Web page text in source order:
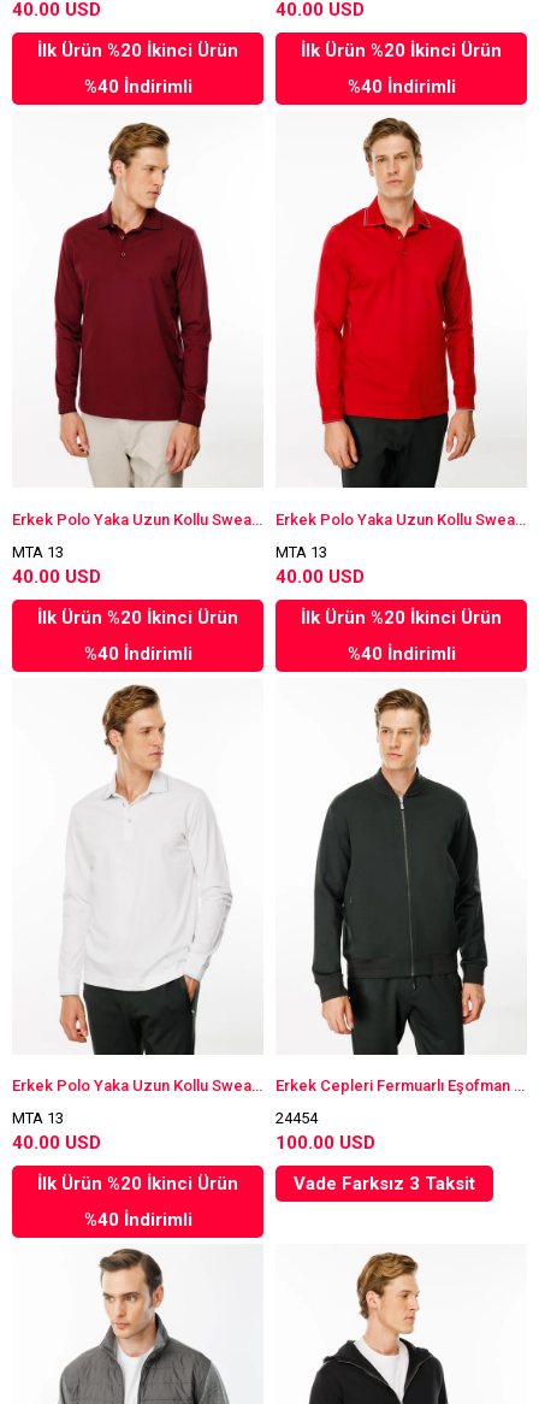
40.00 USD
İlk Ürün %20 İkinci Ürün
%40 İndirimli
40.00 USD
İlk Ürün %20 İkinci Ürün
%40 İndirimli
Erkek Polo Yaka Uzun Kollu Sweatshirt Bordo
MTA 13
40.00 USD
İlk Ürün %20 İkinci Ürün
%40 İndirimli
Erkek Polo Yaka Uzun Kollu Sweatshirt Kırmızı
MTA 13
40.00 USD
İlk Ürün %20 İkinci Ürün
%40 İndirimli
Erkek Polo Yaka Uzun Kollu Sweatshirt Beyaz
MTA 13
40.00 USD
İlk Ürün %20 İkinci Ürün
%40 İndirimli
Erkek Cepleri Fermuarlı Eşofman Üstü Haki
24454
100.00 USD
Vade Farksız 3 Taksit